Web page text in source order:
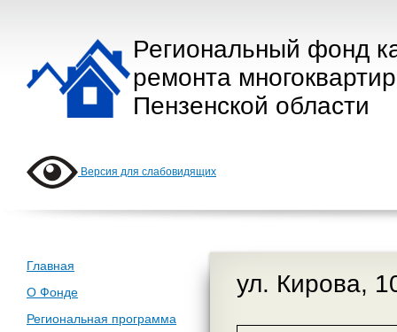
Региональный фонд
ремонта
Пензенской области
Версия для слабовидящих
Главная
О Фонде
Региональная программа
ул. Кирова,